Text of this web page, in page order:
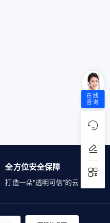
全方位安全保障
打造一朵“透明可信”的云
在线
咨询